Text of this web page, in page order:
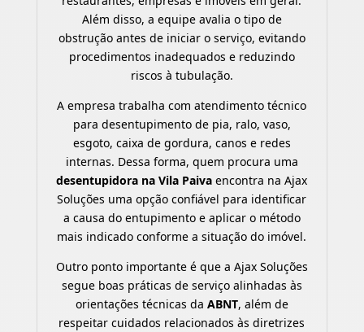
Além disso, a equipe avalia o tipo de
obstrução antes de iniciar o serviço, evitando
procedimentos inadequados e reduzindo
riscos à tubulação.
A empresa trabalha com atendimento técnico
para desentupimento de pia, ralo, vaso,
esgoto, caixa de gordura, canos e redes
internas. Dessa forma, quem procura uma
desentupidora na Vila Paiva encontra na Ajax
Soluções uma opção confiável para identificar
a causa do entupimento e aplicar o método
mais indicado conforme a situação do imóvel.
Outro ponto importante é que a Ajax Soluções
segue boas práticas de serviço alinhadas às
orientações técnicas da ABNT, além de
respeitar cuidados relacionados às diretrizes